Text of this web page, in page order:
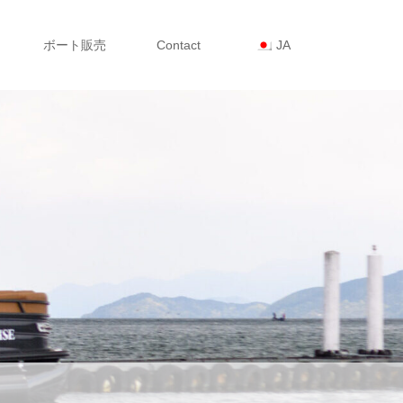
ボート販売 Contact JA